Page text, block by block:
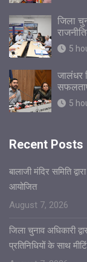
जिला
5
जालंधर
5
Recent Posts
बालाजी मंदिर समिति
आयोजित
August 7, 2026
जिला चुनाव अधिकारी
प्रतिनिधियों के साथ